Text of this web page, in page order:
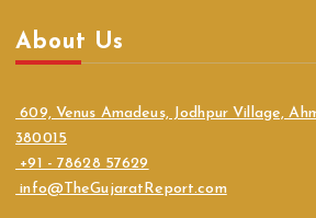
About Us
609, Venus Amadeus, Jodhpur Village,
380015
+91 - 78628 57629
info@TheGujaratReport.com